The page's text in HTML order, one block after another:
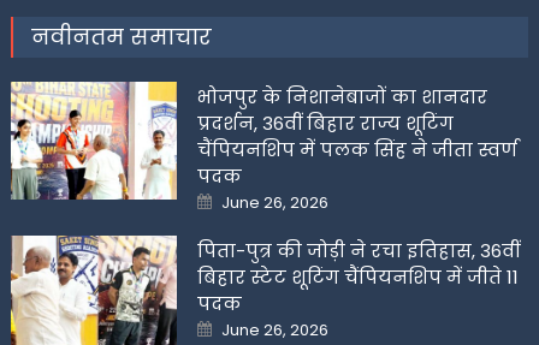
नवीनतम समाचार
भोजपुर के निशानेबाजों का शानदार
प्रदर्शन, 36वीं बिहार राज्य शूटिंग
चैंपियनशिप में पलक सिंह ने जीता स्वर्ण
पदक
Posted
on
June 26, 2026
पिता-पुत्र की जोड़ी ने रचा इतिहास, 36वीं
बिहार स्टेट शूटिंग चैंपियनशिप में जीते 11
पदक
Posted
on
June 26, 2026